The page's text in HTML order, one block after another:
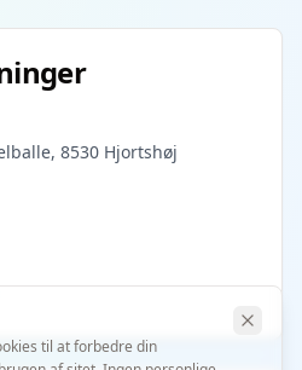
8530 Hjortshøj
til at forbedre din